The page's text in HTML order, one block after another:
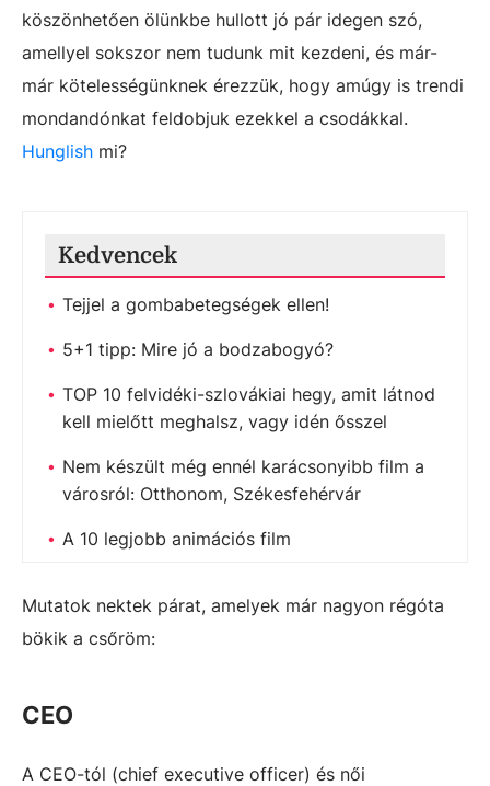
köszönhetően ölünkbe hullott jó pár idegen szó,
amellyel sokszor nem tudunk mit kezdeni, és már-
már kötelességünknek érezzük, hogy amúgy is trendi
mondandónkat feldobjuk ezekkel a csodákkal.
Hunglish mi?
Kedvencek
Tejjel a gombabetegségek ellen!
5+1 tipp: Mire jó a bodzabogyó?
TOP 10 felvidéki-szlovákiai hegy, amit látnod
kell mielőtt meghalsz, vagy idén ősszel
Nem készült még ennél karácsonyibb film a
városról: Otthonom, Székesfehérvár
A 10 legjobb animációs film
Mutatok nektek párat, amelyek már nagyon régóta
bökik a csőröm:
CEO
A CEO-tól (chief executive officer) és női